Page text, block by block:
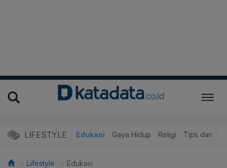
LIFESTYLE
Wisata dan Kuliner Edukasi Gaya Hidup Religi Tips dan Trik
Lifestyle Edukasi